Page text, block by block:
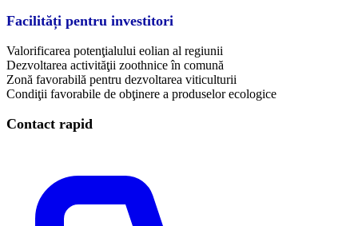
Facilități pentru investitori
Valorificarea potenţialului eolian al regiunii
Dezvoltarea activităţii zoothnice în comună
Zonă favorabilă pentru dezvoltarea viticulturii
Condiţii favorabile de obţinere a produselor ecologice
Contact rapid